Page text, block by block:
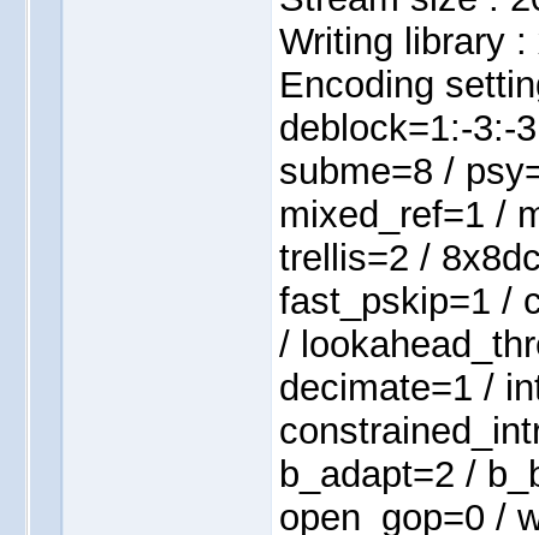
Writing library
Encoding
deblock=1:-3:-
subme=8 /
mixed_ref=1 /
trellis=2 /
fast_pskip=1 /
/
decimate=1 /
b_adapt=2 /
open_gop=0 /